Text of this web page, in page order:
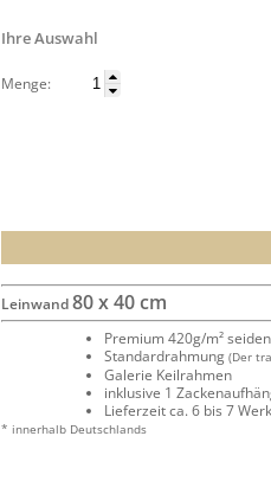
Ihre Auswahl
Menge:
Leinwand80 x 40 cm
Premium 420g/m²
Standardrahmung (Der
Galerie Keilrahmen
inklusive 1
Lieferzeit ca. 6 bis 7
* innerhalb Deutschlands